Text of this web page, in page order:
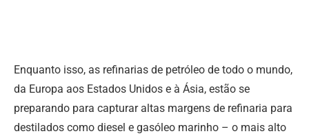
Enquanto isso, as refinarias de petróleo de todo o mundo,
da Europa aos Estados Unidos e à Ásia, estão se
preparando para capturar altas margens de refinaria para
destilados como diesel e gasóleo marinho – o mais alto